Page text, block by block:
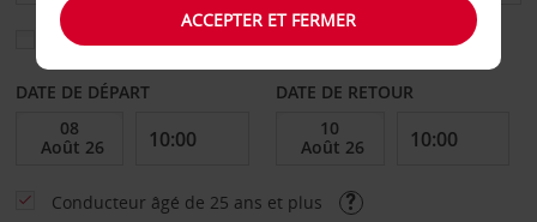
Sélectionnez une autre agence de retour
DATE DE DÉPART DATE DE RETOUR
Conducteur âgé de 25 ans et plus
ACCEPTER ET FERMER